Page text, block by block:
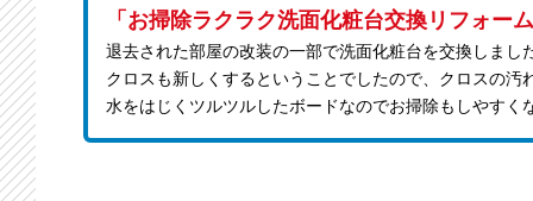
「お掃除ラクラク洗面化粧台交換リフォー
退去された部屋の改装の一部で洗面化粧台を交換しまし
クロスも新しくするということでしたので、クロスの
水をはじくツルツルしたボードなのでお掃除もしやすく